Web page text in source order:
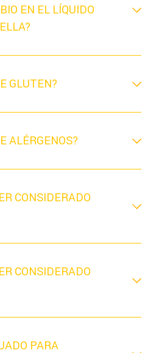
EN EL LÍQUIDO
GLUTEN?
ALÉRGENOS?
CONSIDERADO
CONSIDERADO
PARA